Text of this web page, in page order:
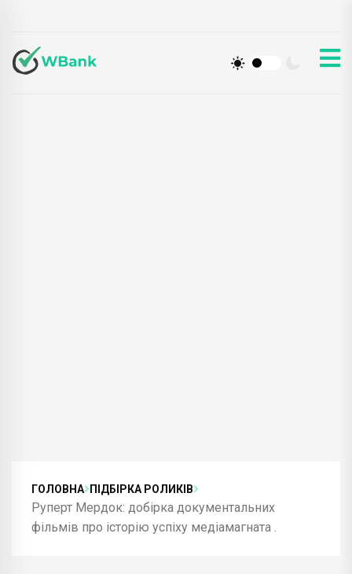
ГОЛОВНА ПІДБІРКА РОЛИКІВ
Руперт Мердок: добірка документальних
фільмів про історію успіху медіамагната .